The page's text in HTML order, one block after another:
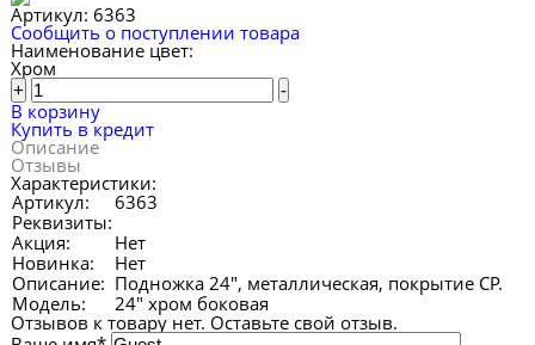
Артикул: 6363
Сообщить о поступлении товара
Наименование цвет:
Хром
+ -
В корзину
Купить в кредит
Описание
Отзывы
Характеристики:
Артикул:
6363
Реквизиты:
Акция:
Нет
Новинка:
Нет
Описание: Подножка 24", металлическая, покрытие СР.
Модель:
24" хром боковая
Отзывов к товару нет. Оставьте свой отзыв.